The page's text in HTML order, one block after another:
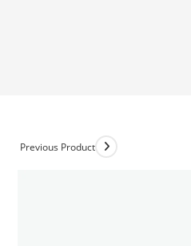
Previous Product